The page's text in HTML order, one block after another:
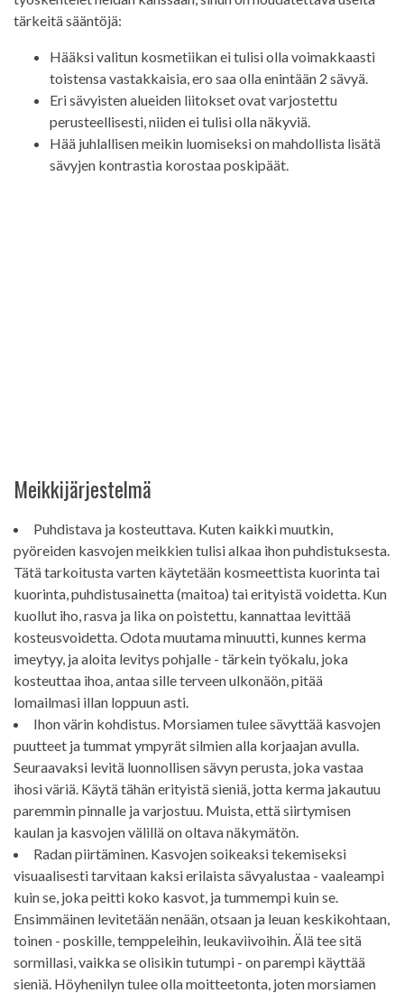
tärkeitä sääntöjä:
Hääksi valitun kosmetiikan ei tulisi olla voimakkaasti
toistensa vastakkaisia, ero saa olla enintään 2 sävyä.
Eri sävyisten alueiden liitokset ovat varjostettu
perusteellisesti, niiden ei tulisi olla näkyviä.
Hää juhlallisen meikin luomiseksi on mahdollista lisätä
sävyjen kontrastia korostaa poskipäät.
Meikkijärjestelmä
Puhdistava ja kosteuttava. Kuten kaikki muutkin,
pyöreiden kasvojen meikkien tulisi alkaa ihon puhdistuksesta.
Tätä tarkoitusta varten käytetään kosmeettista kuorinta tai
kuorinta, puhdistusainetta (maitoa) tai erityistä voidetta. Kun
kuollut iho, rasva ja lika on poistettu, kannattaa levittää
kosteusvoidetta. Odota muutama minuutti, kunnes kerma
imeytyy, ja aloita levitys pohjalle - tärkein työkalu, joka
kosteuttaa ihoa, antaa sille terveen ulkonäön, pitää
lomailmasi illan loppuun asti.
Ihon värin kohdistus. Morsiamen tulee sävyttää kasvojen
puutteet ja tummat ympyrät silmien alla korjaajan avulla.
Seuraavaksi levitä luonnollisen sävyn perusta, joka vastaa
ihosi väriä. Käytä tähän erityistä sieniä, jotta kerma jakautuu
paremmin pinnalle ja varjostuu. Muista, että siirtymisen
kaulan ja kasvojen välillä on oltava näkymätön.
Radan piirtäminen. Kasvojen soikeaksi tekemiseksi
visuaalisesti tarvitaan kaksi erilaista sävyalustaa - vaaleampi
kuin se, joka peitti koko kasvot, ja tummempi kuin se.
Ensimmäinen levitetään nenään, otsaan ja leuan keskikohtaan,
toinen - poskille, temppeleihin, leukaviivoihin. Älä tee sitä
sormillasi, vaikka se olisikin tutumpi - on parempi käyttää
sieniä. Höyhenilyn tulee olla moitteetonta, joten morsiamen